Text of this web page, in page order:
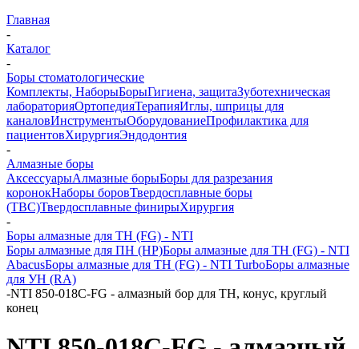
Главная
-
Каталог
-
Боры стоматологические
Комплекты, НаборыБорыГигиена, защитаЗуботехническая
лабораторияОртопедияТерапияИглы, шприцы для
каналовИнструментыОборудованиеПрофилактика для
пациентовХирургияЭндодонтия
-
Алмазные боры
АксессуарыАлмазные борыБоры для разрезания
коронокНаборы боровТвердосплавные боры
(ТВС)Твердосплавные финирыХирургия
-
Боры алмазные для ТН (FG) - NTI
Боры алмазные для ПН (HP)Боры алмазные для ТН (FG) - NTI
AbacusБоры алмазные для ТН (FG) - NTI TurboБоры алмазные
для УН (RA)
-NTI 850-018C-FG - алмазный бор для ТН, конус, круглый
конец